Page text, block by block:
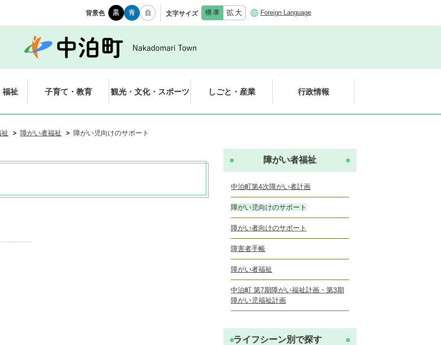
背景色 文字サイズ Foreign Language
福祉 子育て・教育 観光・文化・スポーツ しごと・産業 行政情報
障がい者福祉 障がい児向けのサポート
障がい者福祉
中泊町第4次障がい者計画
障がい児向けのサポート
障がい者向けのサポート
障害者手帳
障がい者福祉
中泊町 第7期障がい福祉計画・第3期
障がい児福祉計画
ライフシーン別で探す